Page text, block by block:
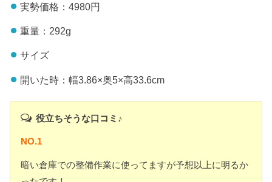
実勢価格：4980円
重量：292g
サイズ
開いた時：幅3.86×奥5×高33.6cm
役立ちそうな口コミ♪
NO.1
暗い倉庫での整備作業に使ってますが予想以上に明るか